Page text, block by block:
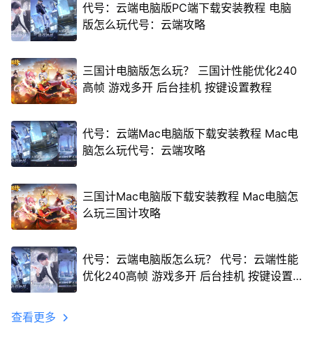
代号：云端电脑版PC端下载安装教程 电脑
版怎么玩代号：云端攻略
三国计电脑版怎么玩？ 三国计性能优化240
高帧 游戏多开 后台挂机 按键设置教程
代号：云端Mac电脑版下载安装教程 Mac电
脑怎么玩代号：云端攻略
三国计Mac电脑版下载安装教程 Mac电脑怎
么玩三国计攻略
代号：云端电脑版怎么玩？ 代号：云端性能
优化240高帧 游戏多开 后台挂机 按键设置
查看更多